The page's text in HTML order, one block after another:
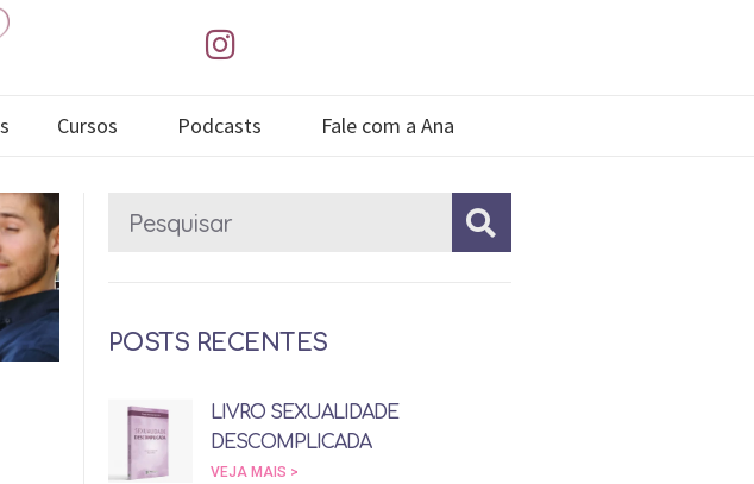
Cursos Podcasts Fale com a Ana
POSTS RECENTES
LIVRO SEXUALIDADE
DESCOMPLICADA
VEJA MAIS >